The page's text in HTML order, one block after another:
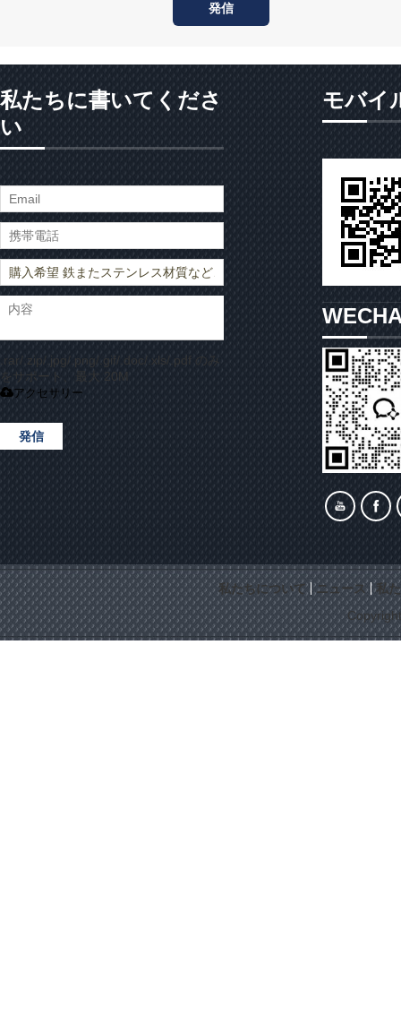
発信
私たちに書いてくださ
い
.rar/.zip/.jpg/.png/.gif/.doc/.xls/.pdf のみ
をサポート、最大 20M
アクセサリー
発信
モバイ
私たちについて ニュース
私